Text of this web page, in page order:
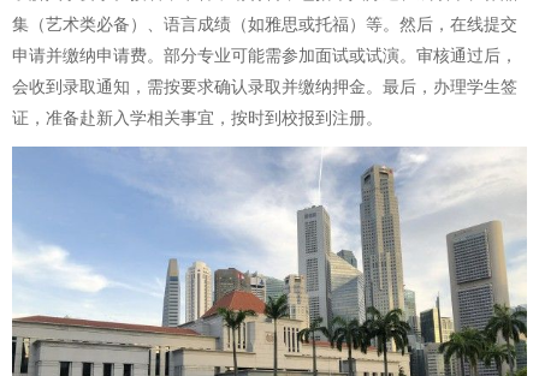
集（艺术类必备）、语言成绩（如雅思或托福）等。然后，在线提交
申请并缴纳申请费。部分专业可能需参加面试或试演。审核通过后，
会收到录取通知，需按要求确认录取并缴纳押金。最后，办理学生签
证，准备赴新入学相关事宜，按时到校报到注册。